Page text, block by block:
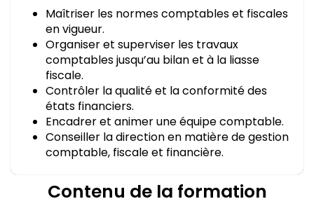
Maîtriser les normes comptables et fiscales
en vigueur.
Organiser et superviser les travaux
comptables jusqu’au bilan et à la liasse
fiscale.
Contrôler la qualité et la conformité des
états financiers.
Encadrer et animer une équipe comptable.
Conseiller la direction en matière de gestion
comptable, fiscale et financière.
Contenu de la formation